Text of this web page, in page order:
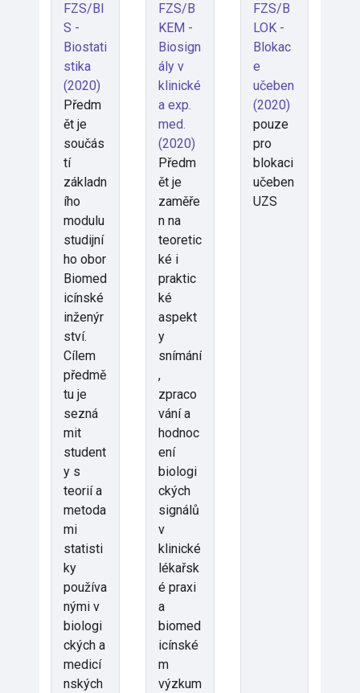
FZS/BI
S -
Biostati
stika
(2020)
Předm
ět je
součás
tí
základn
ího
modulu
studijní
ho obor
Biomed
icínské
inženýr
ství.
Cílem
předmě
tu je
sezná
mit
student
y s
teorií a
metoda
mi
statisti
ky
používa
nými v
biologi
ckých a
medicí
nských
FZS/B
KEM -
Biosign
ály v
klinické
a exp.
med.
(2020)
Předm
ět je
zaměře
n na
teoretic
ké i
praktic
ké
aspekt
y
snímání
,
zpraco
vání a
hodnoc
ení
biologi
ckých
signálů
v
klinické
lékařsk
é praxi
a
biomed
icínské
m
výzkum
FZS/B
LOK -
Blokac
e
učeben
(2020)
pouze
pro
blokaci
učeben
UZS